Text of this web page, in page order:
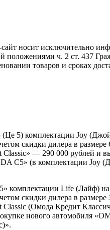
носит исключительно
положениями ч. 2 ст. 437
товаров и сроках
5) комплектации Joy
скидки дилера в размере
— 290 000 рублей и
C5» (в комплектации Joy
комплектации Life (Лайф) на
скидки дилера в размере
(Омода Кредит
нового автомобиля